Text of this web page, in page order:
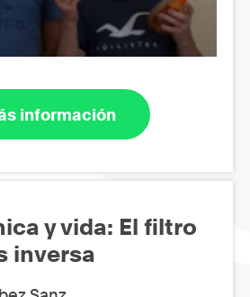
información
y vida: El filtro
inversa